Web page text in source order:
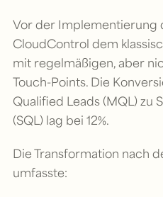
Vor der Implementierung
CloudControl dem
mit regelmäßigen, aber
Touch-Points. Die
Qualified Leads (MQL) zu
(SQL) lag bei 12%.
Die Transformation nach
umfasste: